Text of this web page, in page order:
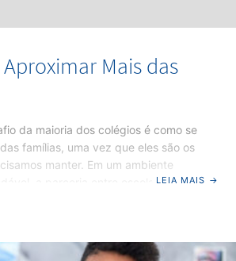
Mais das
da maioria dos colégios é como se
famílias, uma vez que eles são os
manter. Em um ambiente
a parceria entre escola e família
não pode ser estreita. Pensando
LEIA MAIS →